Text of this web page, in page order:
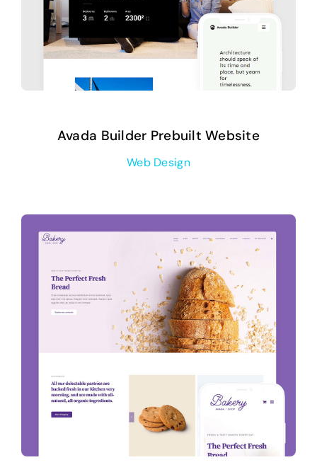
Avada Builder Prebuilt Website
Web Design